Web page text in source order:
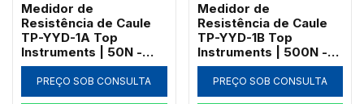
Medidor de
Resistência de Caule
TP-YYD-1A Top
Instruments | 50N -
Bluetooth e
Georreferenciamento
PREÇO SOB CONSULTA
Medidor de
Resistência de Caule
TP-YYD-1B Top
Instruments | 500N -
Bluetooth e
Georreferenciamento
PREÇO SOB CONSULTA